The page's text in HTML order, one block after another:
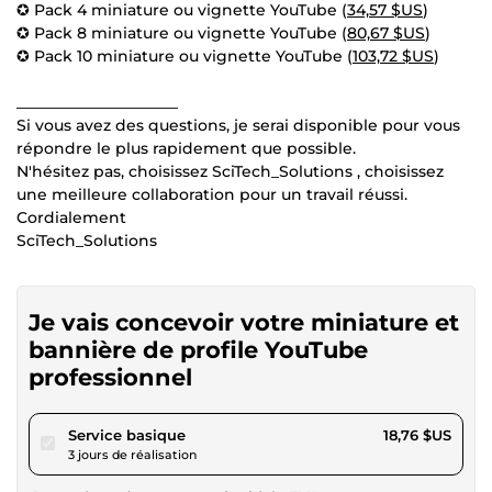
✪ Pack 4 miniature ou vignette YouTube (34,57 $US)
✪ Pack 8 miniature ou vignette YouTube (80,67 $US)
✪ Pack 10 miniature ou vignette YouTube (103,72 $US)
Si vous avez des questions, je serai disponible pour vous
répondre le plus rapidement que possible.
N'hésitez pas, choisissez SciTech_Solutions , choisissez
une meilleure collaboration pour un travail réussi.
Cordialement
SciTech_Solutions
Je vais concevoir votre miniature et
bannière de profile YouTube
professionnel
Service basiquepour 17,29 $US
3 jours de réalisation
18,76 $US